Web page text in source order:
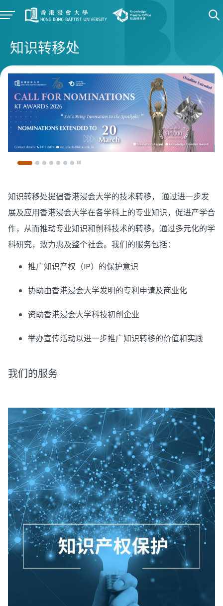
知识转移处
知识转移处提倡香港浸会大学的技术转移， 通过进一步发
展及应用香港浸会大学在各学科上的专业知识，促进产学合
作，从而推动专业知识和创科技术的转移。通过多元化的学
科研究，致力惠及整个社会。我们的服务包括：
推广知识产权（IP）的保护意识
协助由香港浸会大学发明的专利申请及商业化
资助香港浸会大学科技初创企业
举办宣传活动以进一步推广知识转移的价值和实践
我们的服务